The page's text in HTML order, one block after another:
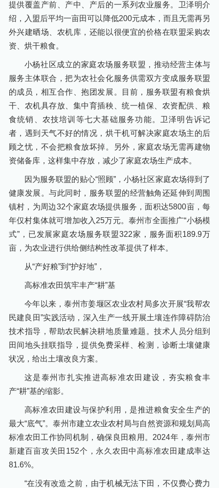
提供覆盖产前、产中、产后的一系列农业服务。卫泽明介
绍，入盟后平均一亩田可以降低200元成本，而且无需再另
外兴建晒场、农机库，还能以很便宜的价格在联盟采购农
资、烘干粮食。
小杨社区成立的家庭农场服务联盟，推动经营主体与
服务主体联合，把为农社会化服务供需双方变成服务联盟
的成员，相互合作、抱团发展。目前，服务联盟有粮食烘
干、农机具存放、集中育插秧、统一植保、农资配供、粮
食统销、农技培训等七大基础服务功能。卫泽明告诉记
者，遇到天气不好的情况，烘干机可解决家庭农场主的后
顾之忧，不会把粮食放坏掉。另外，家庭农场无需再建物
资储备库，这样集中存放，减少了家庭农场生产成本。
因为服务联盟的贴心“照顾”，小杨社区家庭农场得到了
健康发展。与此同时，服务联盟的经营触角还延伸到周围
镇村，为周边32个家庭农场提供服务，面积达5800亩，每
年仅村集体就可增加收入25万元。泰州市全面推广“小杨模
式”，已发展家庭农场服务联盟322家，服务面积189.9万
亩，为农业进行供给侧结构性改革提供了样本。
从“产好粮”到“护好地”，
高标准农田筑牢丰产“耕”基
今年以来，泰州市姜堰区农业农村局多次开展“我帮农
民建良田”实践活动，深入生产一线开展土壤连作障碍防治
技术指导，帮助农民解决耕地质量难题。技术人员分组到
田间地头挂联指导，提供免费采样、检测，诊断土壤健康
状况，给出土壤改良方案。
这是泰州市扎实推进高标准农田建设，夯实粮食丰
产“耕”基的缩影。
高标准农田建设与保护利用，是推进粮食安全生产的
最大“底气”。泰州市建立农业农村局与自然资源和规划局高
标准农田工作协同机制，确保良田粮用。2024年，泰州市
新建百亩攻关田152个，永久农田中高标准农田建成率达
81.6%。
“在没有改造之前，由于机械无法下田，不仅费心费力